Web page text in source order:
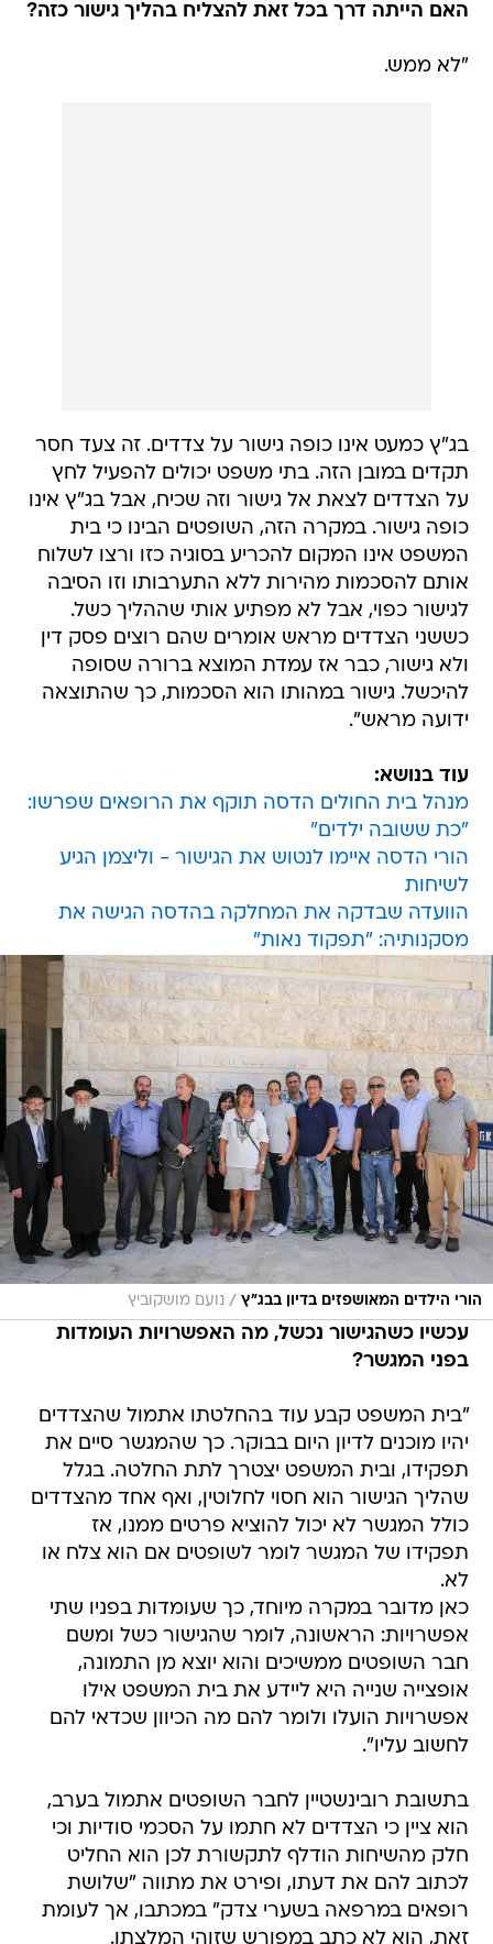
האם הייתה דרך בכל זאת להצליח בהליך גישור כזה?
"לא ממש.
בג"ץ כמעט אינו כופה גישור על צדדים. זה צעד חסר
תקדים במובן הזה. בתי משפט יכולים להפעיל לחץ
על הצדדים לצאת אל גישור וזה שכיח, אבל בג"ץ אינו
כופה גישור. במקרה הזה, השופטים הבינו כי בית
המשפט אינו המקום להכריע בסוגיה כזו ורצו לשלוח
אותם להסכמות מהירות ללא התערבותו וזו הסיבה
לגישור כפוי, אבל לא מפתיע אותי שההליך כשל.
כששני הצדדים מראש אומרים שהם רוצים פסק דין
ולא גישור, כבר אז עמדת המוצא ברורה שסופה
להיכשל. גישור במהותו הוא הסכמות, כך שהתוצאה
ידועה מראש".
עוד בנושא:
מנהל בית החולים הדסה תוקף את הרופאים שפרשו:
"כת ששובה ילדים"
הורי הדסה איימו לנטוש את הגישור - וליצמן הגיע
לשיחות
הוועדה שבדקה את המחלקה בהדסה הגישה את
מסקנותיה: "תפקוד נאות"
הורי הילדים המאושפזים בדיון בבג"ץ / נועם מושקוביץ
עכשיו כשהגישור נכשל, מה האפשרויות העומדות
בפני המגשר?
"בית המשפט קבע עוד בהחלטתו אתמול שהצדדים
יהיו מוכנים לדיון היום בבוקר. כך שהמגשר סיים את
תפקידו, ובית המשפט יצטרך לתת החלטה. בגלל
שהליך הגישור הוא חסוי לחלוטין, ואף אחד מהצדדים
כולל המגשר לא יכול להוציא פרטים ממנו, אז
תפקידו של המגשר לומר לשופטים אם הוא צלח או
לא.
כאן מדובר במקרה מיוחד, כך שעומדות בפניו שתי
אפשרויות: הראשונה, לומר שהגישור כשל ומשם
חבר השופטים ממשיכים והוא יוצא מן התמונה,
אופצייה שנייה היא ליידע את בית המשפט אילו
אפשרויות הועלו ולומר להם מה הכיוון שכדאי להם
לחשוב עליו".
בתשובת רובינשטיין לחבר השופטים אתמול בערב,
הוא ציין כי הצדדים לא חתמו על הסכמי סודיות וכי
חלק מהשיחות הודלף לתקשורת לכן הוא החליט
לכתוב להם את דעתו, ופירט את מתווה "שלושת
רופאים במרפאה בשערי צדק" במכתבו, אך לעומת
זאת, הוא לא כתב במפורש שזוהי המלצתו.